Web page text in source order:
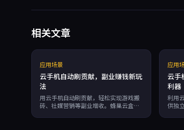
相关文章
应用场景
云手机自动刷贡献，副业赚钱新玩
法
用云手机自动刷贡献，轻松实现游戏搬
砖、社媒营销等副业增收。蜂巢云盒支
应用
云手
利器
利用
供独